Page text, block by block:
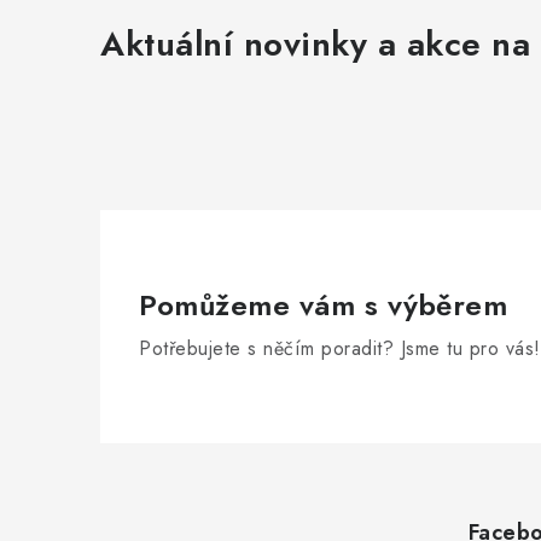
Aktuální novinky a akce na
Pomůžeme vám s výběrem
Potřebujete s něčím poradit? Jsme tu pro vás!